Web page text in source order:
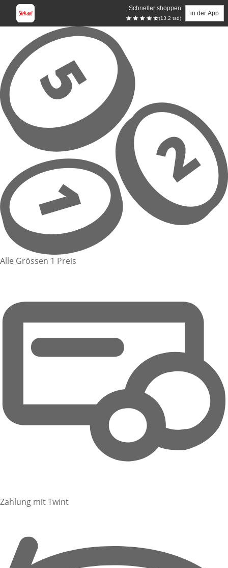
Schneller shoppen
(13.2 tsd)
in der App
Zum Hauptinhalt springen
Alle Grössen 1 Preis
Zahlung mit Twint